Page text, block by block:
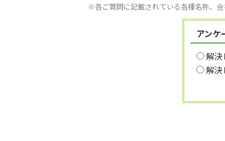
※各ご質問に記載されている各種名称、会
アンケ
解決
解決